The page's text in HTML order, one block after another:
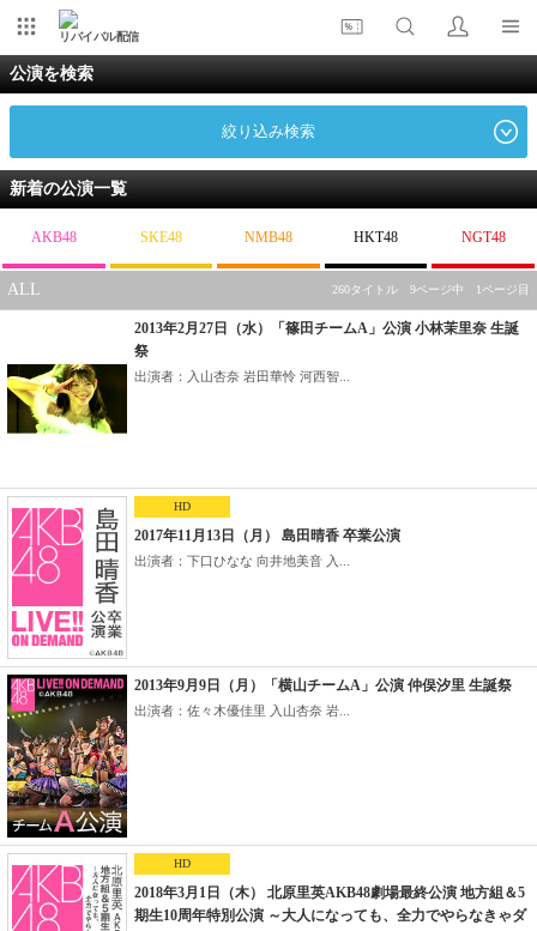
リバイバル配信
公演を検索
絞り込み検索
新着の公演一覧
AKB48 SKE48 NMB48 HKT48 NGT48
ALL 260タイトル 9ページ中 1ページ目
2013年2月27日（水）「篠田チームA」公演 小林茉里奈 生誕
祭
出演者：入山杏奈 岩田華怜 河西智...
HD
2017年11月13日（月） 島田晴香 卒業公演
出演者：下口ひなな 向井地美音 入...
2013年9月9日（月）「横山チームA」公演 仲俣汐里 生誕祭
出演者：佐々木優佳里 入山杏奈 岩...
HD
2018年3月1日（木） 北原里英AKB48劇場最終公演 地方組＆5
期生10周年特別公演 ～大人になっても、全力でやらなきゃダ